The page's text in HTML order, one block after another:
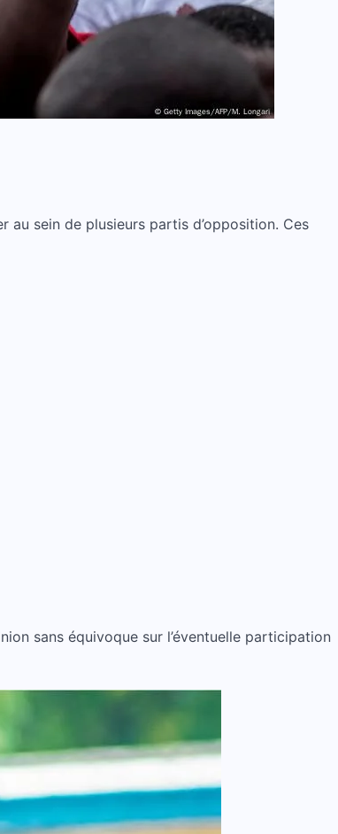
au sein de plusieurs partis d’opposition. Ces
sans équivoque sur l’éventuelle participation